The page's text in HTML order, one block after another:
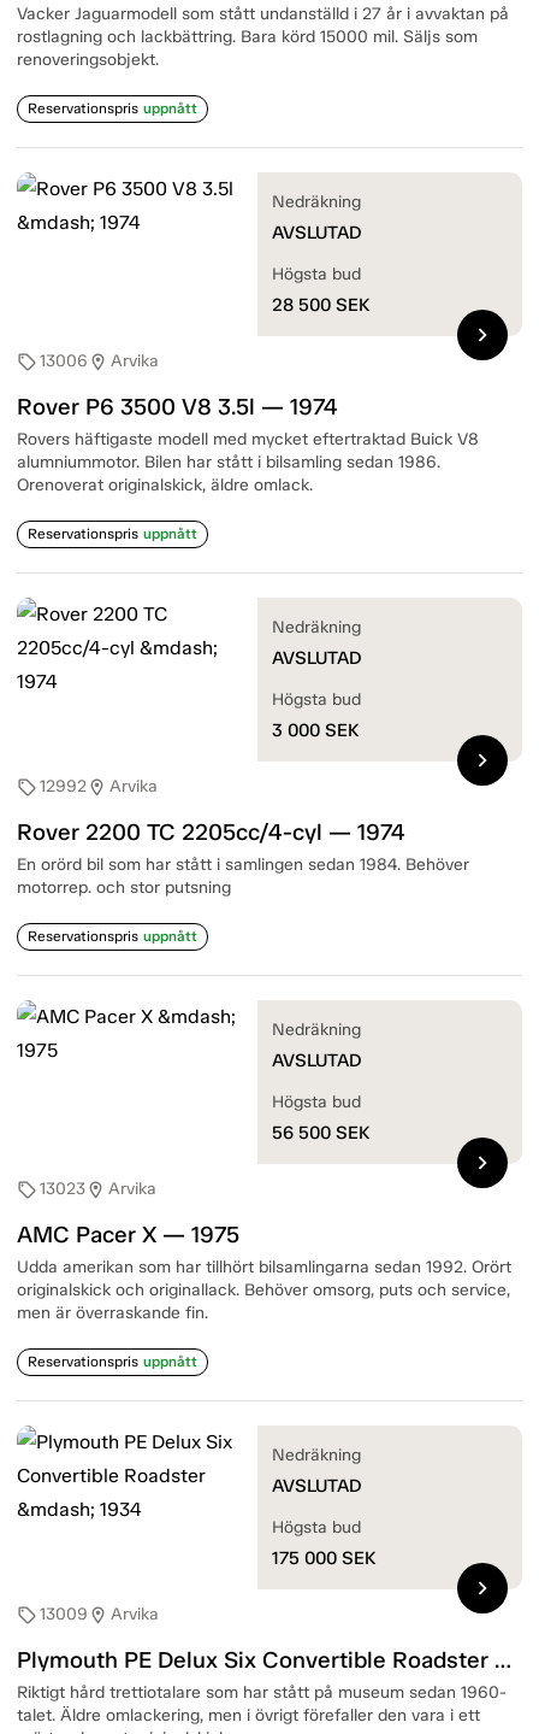
Vacker Jaguarmodell som stått undanställd i 27 år i avvaktan på
rostlagning och lackbättring. Bara körd 15000 mil. Säljs som
renoveringsobjekt.
Reservationspris uppnått
sell13006 location_on Arvika
Rover P6 3500 V8 3.5l — 1974
Rovers häftigaste modell med mycket eftertraktad Buick V8
alumniummotor. Bilen har stått i bilsamling sedan 1986.
Orenoverat originalskick, äldre omlack.
Reservationspris uppnått
Nedräkning
AVSLUTAD
Högsta bud
28 500 SEK
chevron_right
sell12992location_on Arvika
Rover 2200 TC 2205cc/4-cyl — 1974
En orörd bil som har stått i samlingen sedan 1984. Behöver
motorrep. och stor putsning
Reservationspris uppnått
Nedräkning
AVSLUTAD
Högsta bud
3 000 SEK
chevron_right
sell13023location_on Arvika
AMC Pacer X — 1975
Udda amerikan som har tillhört bilsamlingarna sedan 1992. Orört
originalskick och originallack. Behöver omsorg, puts och service,
men är överraskande fin.
Reservationspris uppnått
Nedräkning
AVSLUTAD
Högsta bud
56 500 SEK
chevron_right
sell13009 location_on Arvika
Plymouth PE Delux Six Convertible Roadster — 1934
Riktigt hård trettiotalare som har stått på museum sedan 1960-
talet. Äldre omlackering, men i övrigt förefaller den vara i ett
Nedräkning
AVSLUTAD
Högsta bud
175 000 SEK
chevron_right